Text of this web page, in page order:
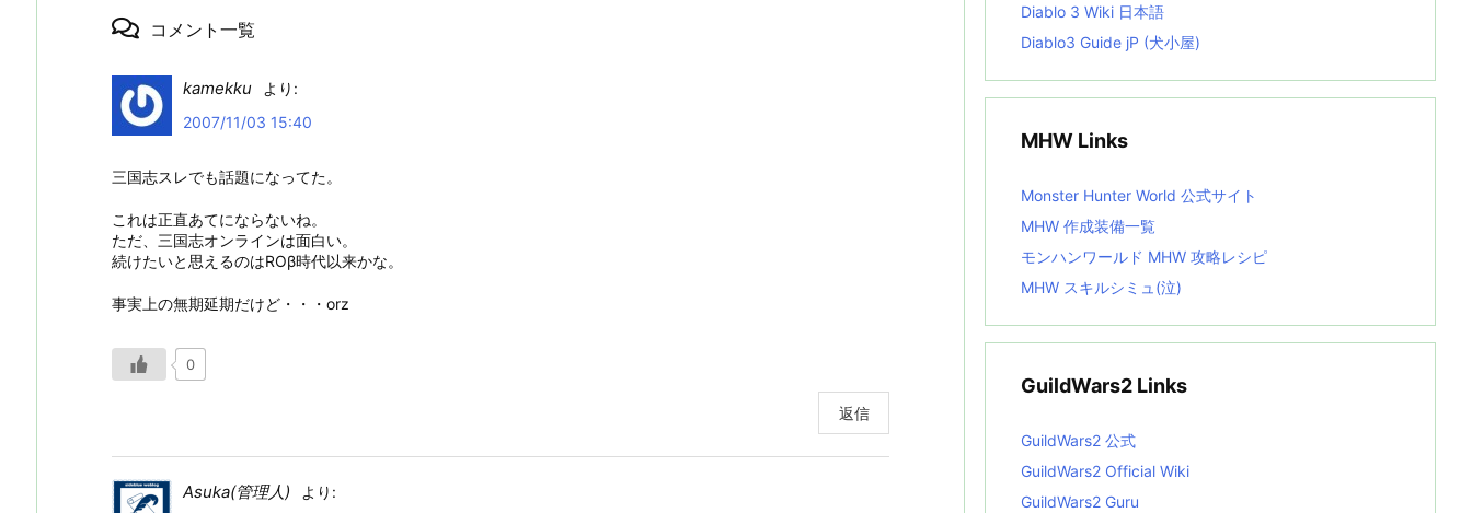
コメント一覧
kamekku
より:
2007/11/03 15:40
三国志スレでも話題になってた。
これは正直あてにならないね。
ただ、三国志オンラインは面白い。
続けたいと思えるのはROβ時代以来かな。
事実上の無期延期だけど・・・orz
0
返信
Asuka(管理人)
より:
Diablo 3 Wiki 日本語
Diablo3 Guide jP (犬小屋)
MHW Links
Monster Hunter World 公式サイト
MHW 作成装備一覧
モンハンワールド MHW 攻略レシピ
MHW スキルシミュ(泣)
GuildWars2 Links
GuildWars2 公式
GuildWars2 Official Wiki
GuildWars2 Guru